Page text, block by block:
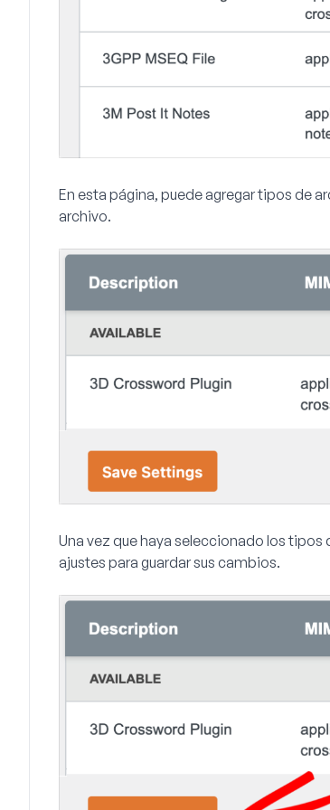
En esta página, puede agregar tipos de
archivo.
Una vez que haya seleccionado los tipos
ajustes para guardar sus cambios.